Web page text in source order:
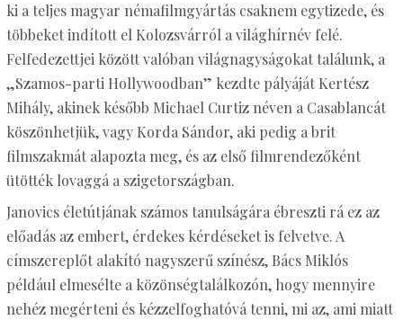
ki a teljes magyar némafilmgyártás csaknem egytizede, és
többeket indított el Kolozsvárról a világhírnév felé.
Felfedezettjei között valóban világnagyságokat találunk, a
„Szamos-parti Hollywoodban” kezdte pályáját Kertész
Mihály, akinek később Michael Curtiz néven a Casablancát
köszönhetjük, vagy Korda Sándor, aki pedig a brit
filmszakmát alapozta meg, és az első filmrendezőként
ütötték lovaggá a szigetországban.
Janovics életútjának számos tanulságára ébreszti rá ez az
előadás az embert, érdekes kérdéseket is felvetve. A
címszereplőt alakító nagyszerű színész, Bács Miklós
például elmesélte a közönségtalálkozón, hogy mennyire
nehéz megérteni és kézzelfoghatóvá tenni, mi az, ami miatt